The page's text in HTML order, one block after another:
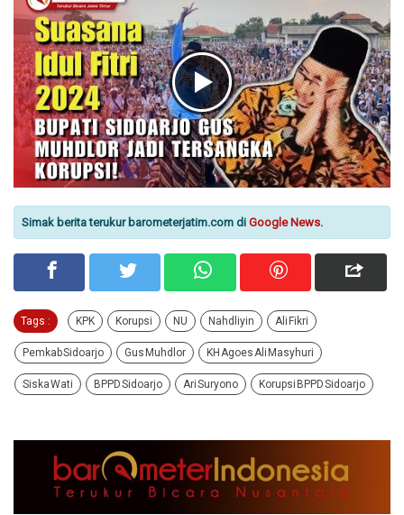
Simak berita terukur barometerjatim.com di Google News.
Tags : KPK Korupsi NU Nahdliyin Ali Fikri
Pemkab Sidoarjo Gus Muhdlor KH Agoes Ali Masyhuri
Siska Wati BPPD Sidoarjo Ari Suryono Korupsi BPPD Sidoarjo